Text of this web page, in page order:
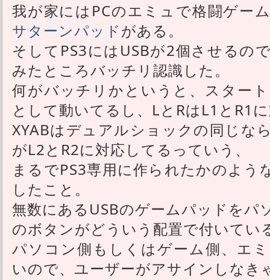
我が家にはPCのエミュで格闘ゲー
サターンパッドがある。
そしてPS3にはUSBが2個させるの
みたところバッチリ認識した。
何がバッチリかというと、スター
として動いてるし、LとRはL1とR1
XYABはデュアルショックの同じな
がL2とR2に対応してるっていう、
まるでPS3専用に作られたかのよう
したこと。
無数にあるUSBのゲームパッドをパ
のボタンがどういう配置で付いてい
パソコン側もしくはゲーム側、エ
いので、ユーザーがアサインしなき